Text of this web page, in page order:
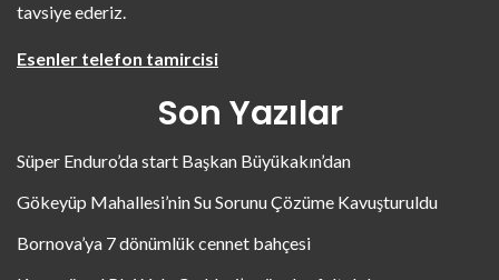
tavsiye ederiz.
Esenler telefon tamircisi
Son Yazılar
Süper Enduro’da start Başkan Büyükakın’dan
Gökeyüp Mahallesi’nin Su Sorunu Çözüme Kavuşturuldu
Bornova’ya 7 dönümlük cennet bahçesi